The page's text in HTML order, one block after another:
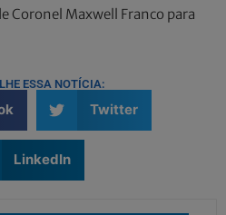
Coronel Maxwell Franco para
ESSA NOTÍCIA:
Twitter
LinkedIn